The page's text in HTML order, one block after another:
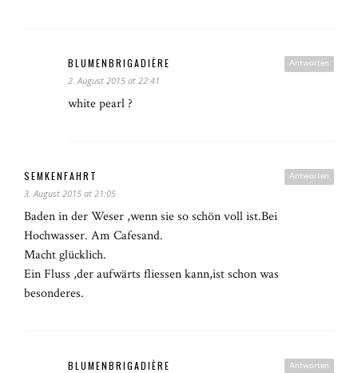
Antworten
BLUMENBRIGADIÈRE
2. August 2015 at 22:41
white pearl ?
Antworten
SEMKENFAHRT
3. August 2015 at 21:05
Baden in der Weser ,wenn sie so schön voll ist.Bei
Hochwasser. Am Cafesand.
Macht glücklich.
Ein Fluss ,der aufwärts fliessen kann,ist schon was
besonderes.
Antworten
BLUMENBRIGADIÈRE